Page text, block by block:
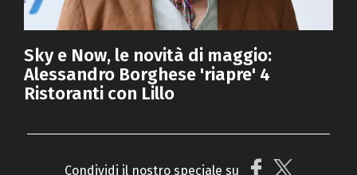
Sky e Now, le novità di maggio:
Alessandro Borghese 'riapre' 4
Ristoranti con Lillo
Condividi il nostro speciale su